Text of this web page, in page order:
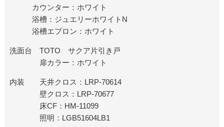
カウンター：ホワイト
浴槽：ジュエリーホワイトN
浴槽エプロン：ホワイト
洗面台 TOTO サクア片引き戸
扉カラー：ホワイト
内装 天井クロス：LRP-70614
壁クロス：LRP-70677
床CF：HM-11099
照明：LGB51604LB1